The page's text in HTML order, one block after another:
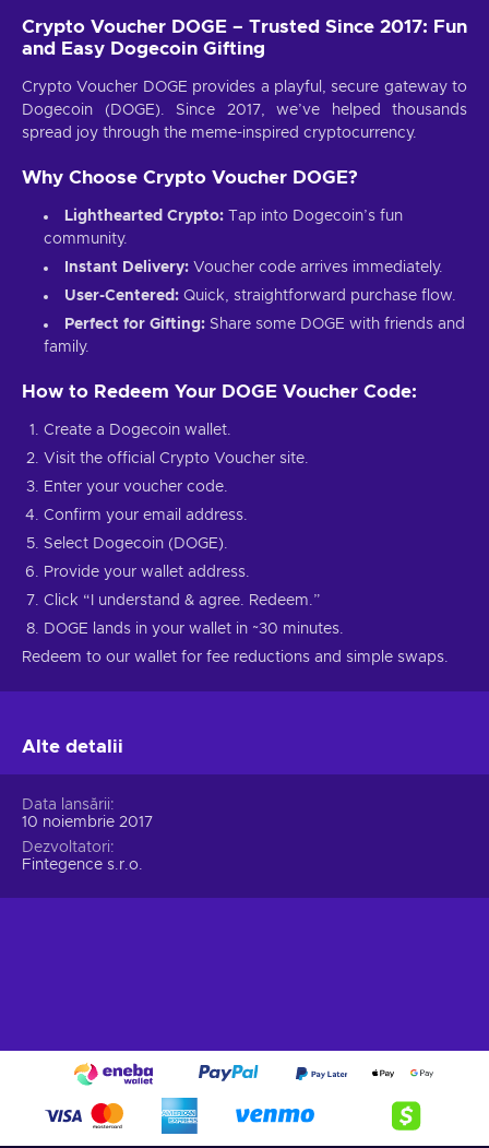
Crypto Voucher DOGE – Trusted Since 2017: Fun
and Easy Dogecoin Gifting
Crypto Voucher DOGE provides a playful, secure gateway to
Dogecoin (DOGE). Since 2017, we’ve helped thousands
spread joy through the meme-inspired cryptocurrency.
Why Choose Crypto Voucher DOGE?
Lighthearted Crypto: Tap into Dogecoin’s fun
community.
Instant Delivery: Voucher code arrives immediately.
User-Centered: Quick, straightforward purchase flow.
Perfect for Gifting: Share some DOGE with friends and
family.
How to Redeem Your DOGE Voucher Code:
Create a Dogecoin wallet.
Visit the official Crypto Voucher site.
Enter your voucher code.
Confirm your email address.
Select Dogecoin (DOGE).
Provide your wallet address.
Click “I understand & agree. Redeem.”
DOGE lands in your wallet in ~30 minutes.
Redeem to our wallet for fee reductions and simple swaps.
Alte detalii
Data lansării
10 noiembrie 2017
Dezvoltatori
Fintegence s.r.o.